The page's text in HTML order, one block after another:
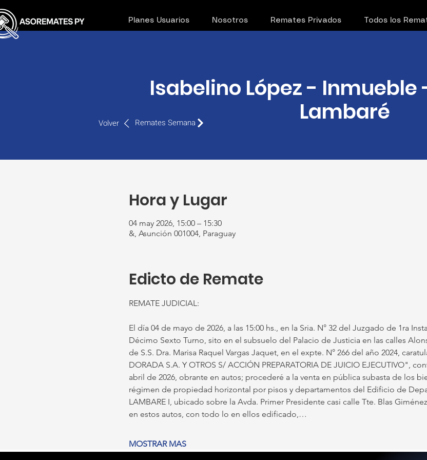
Planes Usuarios Nosotros Remates Privados Todos los
Isabelino López -
Lambaré
Hora y Lugar
04 may 2026, 15:00 – 15:30
&, Asunción 001004, Paraguay
Edicto de Remate
REMATE JUDICIAL:
El día 04 de mayo de 2026, a las 15:00 hs., en la Sria. N° 32 del Juzgado de 1ra
Décimo Sexto Turno, sito en el subsuelo del Palacio de Justicia en las calles
de S.S. Dra. Marisa Raquel Vargas Jaquet, en el expte. N° 266 del año 2024,
DORADA S.A. Y OTROS S/ ACCIÓN PREPARATORIA DE JUICIO EJECUTIVO",
abril de 2026, obrante en autos; procederé a la venta en pública subasta de los
régimen de propiedad horizontal por pisos y departamentos del Edificio de
LAMBARE I, ubicado sobre la Avda. Primer Presidente casi calle Tte. Blas
en estos autos, con todo lo en ellos edificado,…
MOSTRAR MAS
Remates Semana
Volver